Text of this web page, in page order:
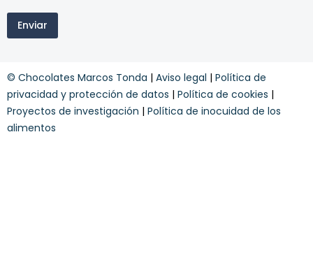
s
n
t
o
í
e
w
e
b
d
i
o
c
o
n
d
i
Enviar
© Chocolates Marcos Tonda | Aviso legal | Política de
privacidad y protección de datos | Política de cookies |
Proyectos de investigación | Política de inocuidad de los
alimentos